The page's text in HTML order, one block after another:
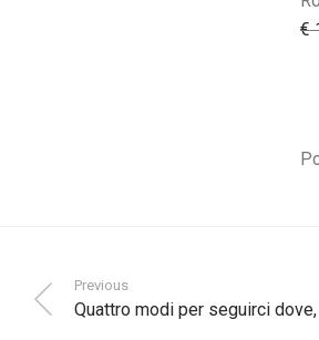
€
Previous
Quattro modi per seguirci